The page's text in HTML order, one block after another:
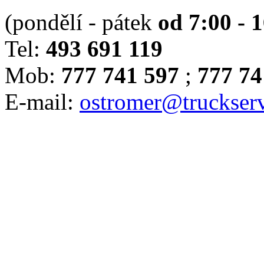
(pondělí - pátek od 7:00 -
Tel: 493 691 119
Mob: 777 741 597 ; 777
E-mail: